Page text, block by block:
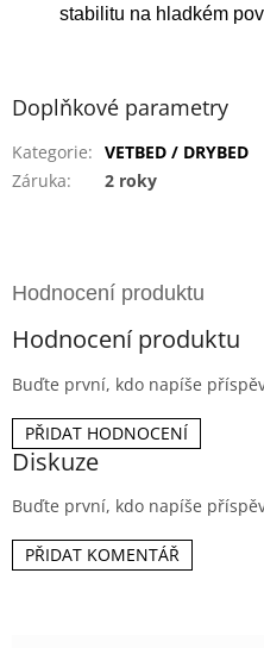
stabilitu na hladkém
Doplňkové parametry
Kategorie: VETBED / DRYBED
Záruka: 2 roky
Hodnocení produktu
Buďte první, kdo napíše
PŘIDAT HODNOCENÍ
Diskuze
Buďte první, kdo napíše
PŘIDAT KOMENTÁŘ